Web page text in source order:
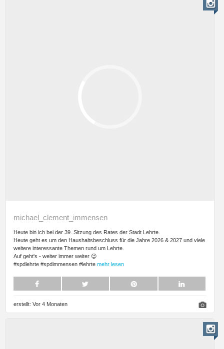
michael_clement_immensen
Heute bin ich bei der 39. Sitzung des Rates der Stadt Lehrte.
Heute geht es um den Haushaltsbeschluss für die Jahre 2026 & 2027 und viele
weitere interessante Themen rund um Lehrte.
Auf geht's - weiter immer weiter 😉
#spdlehrte #spdimmensen #lehrte mehr lesen
erstellt: Vor 4 Monaten